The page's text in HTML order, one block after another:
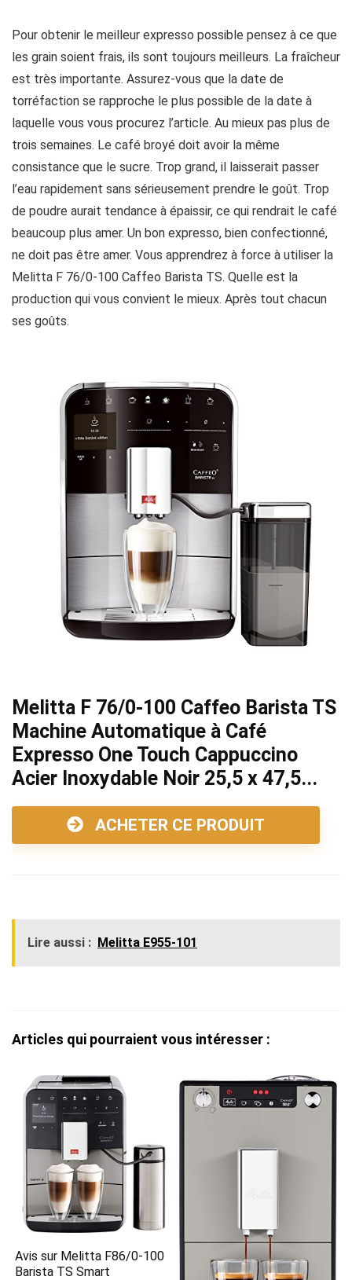
Pour obtenir le meilleur expresso possible pensez à ce que
les grain soient frais, ils sont toujours meilleurs. La fraîcheur
est très importante. Assurez-vous que la date de
torréfaction se rapproche le plus possible de la date à
laquelle vous vous procurez l’article. Au mieux pas plus de
trois semaines. Le café broyé doit avoir la même
consistance que le sucre. Trop grand, il laisserait passer
l’eau rapidement sans sérieusement prendre le goût. Trop
de poudre aurait tendance à épaissir, ce qui rendrait le café
beaucoup plus amer. Un bon expresso, bien confectionné,
ne doit pas être amer. Vous apprendrez à force à utiliser la
Melitta F 76/0-100 Caffeo Barista TS. Quelle est la
production qui vous convient le mieux. Après tout chacun
ses goûts.
Melitta F 76/0-100 Caffeo Barista TS
Machine Automatique à Café
Expresso One Touch Cappuccino
Acier Inoxydable Noir 25,5 x 47,5...
ACHETER CE PRODUIT
Lire aussi : Melitta E955-101
Articles qui pourraient vous intéresser :
Avis sur Melitta F86/0-100
Barista TS Smart